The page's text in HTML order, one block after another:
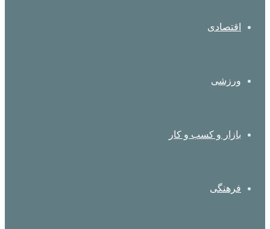
اقتصادی
ورزشی
بازار و کسب و کار
فرهنگی